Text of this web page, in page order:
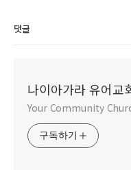
댓글
나이아가라 유어교
Your Community
구독하기